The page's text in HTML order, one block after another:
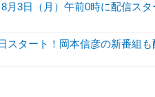
月3日（月）午前0時に配信ス
スタート！岡本信彦の新番組も